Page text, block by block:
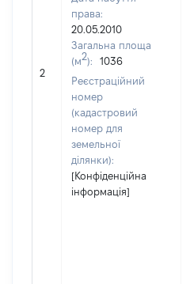
2
права:
20.05.2010
Загальна площа
(м2):
1036
Реєстраційний
номер
(кадастровий
номер для
земельної
ділянки):
[Конфіденційна
інформація]